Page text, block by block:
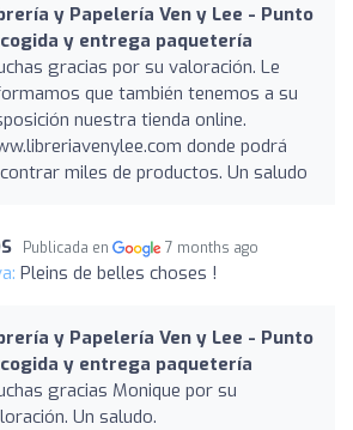
y Papelería Ven y Lee - Punto
y entrega paquetería
gracias por su valoración. Le
que también tenemos a su
nuestra tienda online.
donde podrá
miles de productos. Un saludo
Publicada en 7 months ago
Pleins de belles choses !
y Papelería Ven y Lee - Punto
y entrega paquetería
gracias Monique por su
Un saludo.